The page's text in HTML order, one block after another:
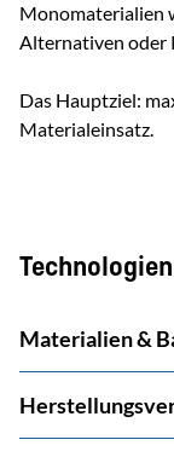
Monomaterialien
Alternativen
Das Hauptziel:
Materialeinsatz.
Materialien &